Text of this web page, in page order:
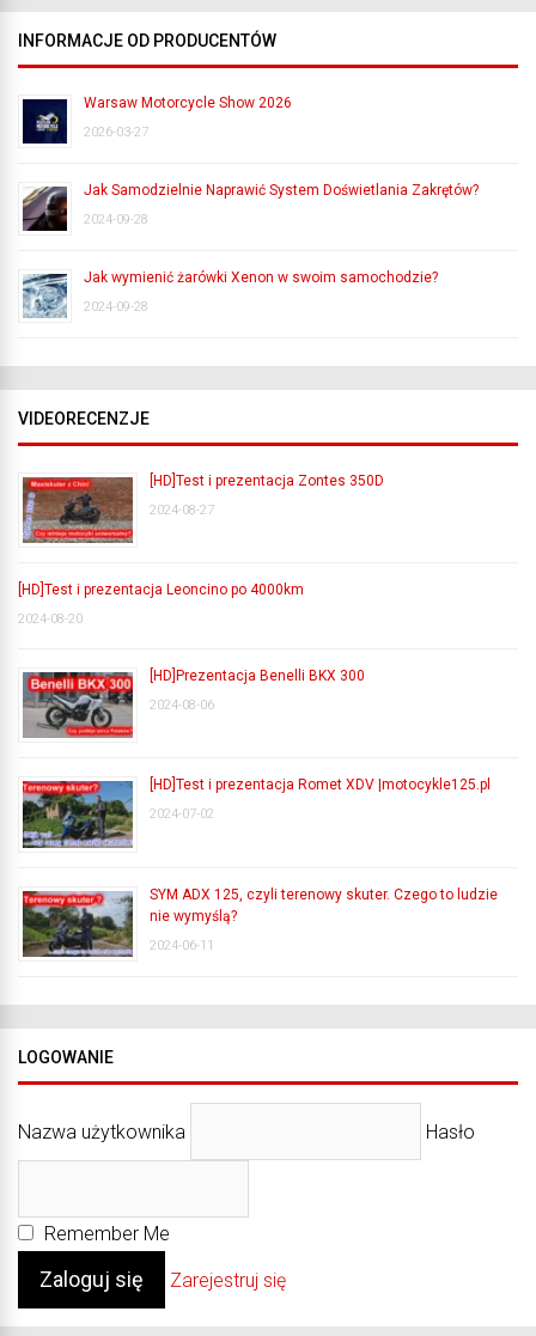
INFORMACJE OD PRODUCENTÓW
Warsaw Motorcycle Show 2026
2026-03-27
Jak Samodzielnie Naprawić System Doświetlania Zakrętów?
2024-09-28
Jak wymienić żarówki Xenon w swoim samochodzie?
2024-09-28
VIDEORECENZJE
[HD]Test i prezentacja Zontes 350D
2024-08-27
[HD]Test i prezentacja Leoncino po 4000km
2024-08-20
[HD]Prezentacja Benelli BKX 300
2024-08-06
[HD]Test i prezentacja Romet XDV |motocykle125.pl
2024-07-02
SYM ADX 125, czyli terenowy skuter. Czego to ludzie
nie wymyślą?
2024-06-11
LOGOWANIE
Nazwa użytkownika Hasło
Remember Me
Zarejestruj się